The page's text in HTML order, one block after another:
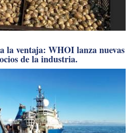
la ventaja: WHOI lanza nuevas
de la industria.